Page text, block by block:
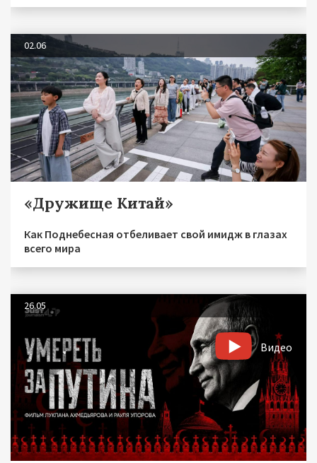
02.06
«Дружище Китай»
Как Поднебесная отбеливает свой имидж в глазах
всего мира
26.05
Видео